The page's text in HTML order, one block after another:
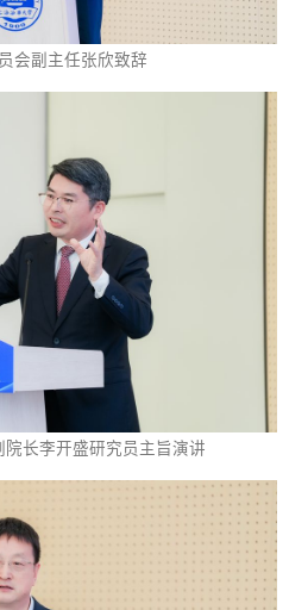
会副主任张欣致辞
院长李开盛研究员主旨演讲